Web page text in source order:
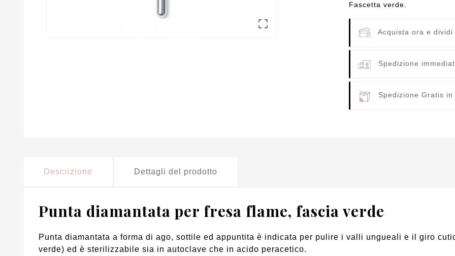

Fascetta verde.
Acquista ora e
Spedizione
Spedizione Gratis
Descrizione Dettagli del prodotto
Punta diamantata per fresa flame, fascia verde
Punta diamantata a forma di ago, sottile ed appuntita è indicata per pulire i valli ungueali e il giro
verde) ed è sterilizzabile sia in autoclave che in acido peracetico.